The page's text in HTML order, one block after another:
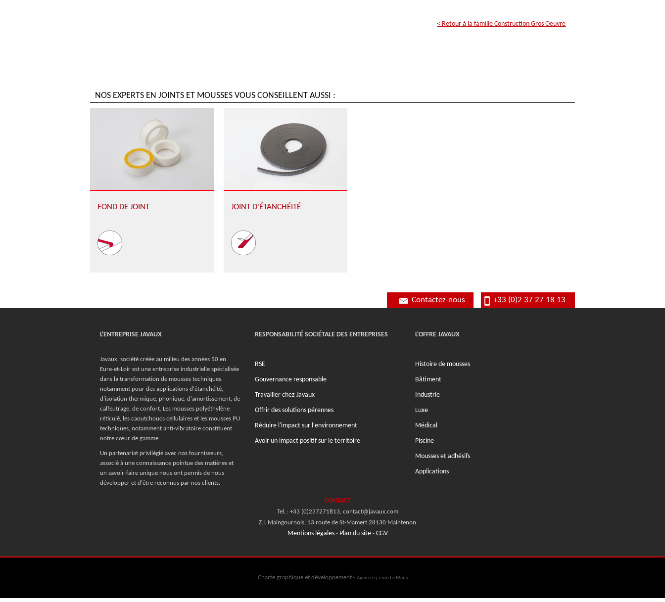
< Retour à la famille Construction Gros Oeuvre
NOS EXPERTS EN JOINTS ET MOUSSES VOUS CONSEILLENT AUSSI :
FOND DE JOINT JOINT D'ÉTANCHÉITÉ
+33 (0)2 37 27 18 13
Contactez-nous
L'ENTREPRISE JAVAUX
Javaux, société créée au milieu des années 50 en
Eure-et-Loir est une entreprise industrielle spécialisée
dans la transformation de mousses techniques,
notamment pour des applications d'étanchéité,
d'isolation thermique, phonique, d'amortissement, de
calfeutrage, de confort. Les mousses polyéthylène
réticulé, les caoutchoucs cellulaires et les mousses PU
techniques, notamment anti-vibratoire constituent
notre cœur de gamme.
Un partenariat privilégié avec nos fournisseurs,
associé à une connaissance pointue des matières et
un savoir-faire unique nous ont permis de nous
développer et d'être reconnus par nos clients.
RESPONSABILITÉ SOCIÉTALE DES ENTREPRISES
RSE
Gouvernance responsable
Travailler chez Javaux
Offrir des solutions pérennes
Réduire l'impact sur l'environnement
Avoir un impact positif sur le territoire
L'OFFRE JAVAUX
Histoire de mousses
Bâtiment
Industrie
Luxe
Médical
Piscine
Mousses et adhésifs
Applications
CONTACT
Tel. : +33 (0)237271813, contact@javaux.com
Z.I. Maingournois, 13 route de St-Mamert 28130 Maintenon
Mentions légales- Plan du site- CGV
Charte graphique et développement - Agence cj.com Le Mans